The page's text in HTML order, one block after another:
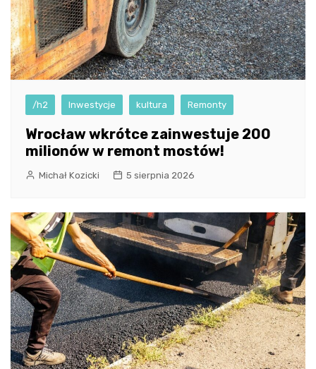
/h2 Inwestycje kultura Remonty
Wrocław wkrótce zainwestuje 200
milionów w remont mostów!
Michał Kozicki 5 sierpnia 2026